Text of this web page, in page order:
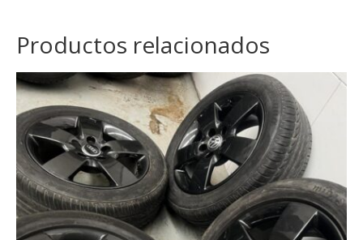
Productos relacionados